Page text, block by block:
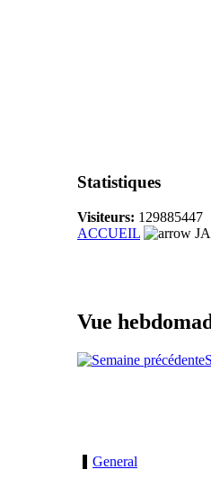
Statistiques
Visiteurs: 129885447
ACCUEIL
Vue
General